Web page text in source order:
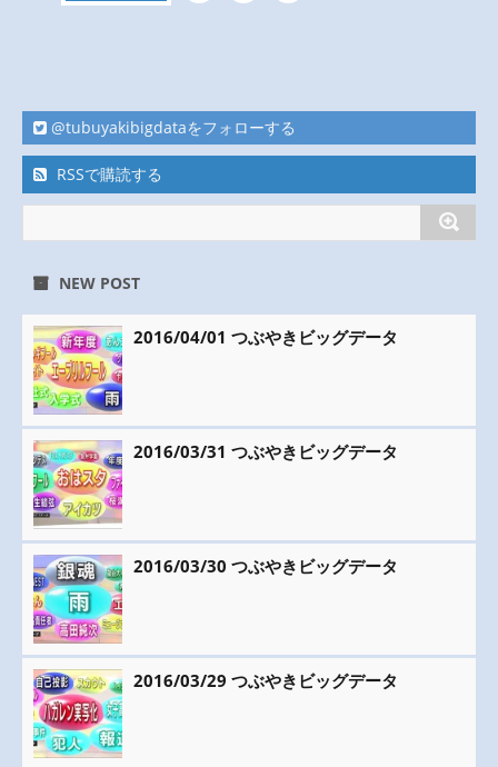
@tubuyakibigdataをフォローする
RSSで購読する
NEW POST
2016/04/01 つぶやきビッグデータ
2016/03/31 つぶやきビッグデータ
2016/03/30 つぶやきビッグデータ
2016/03/29 つぶやきビッグデータ